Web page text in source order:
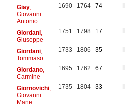
Giay,
Giovanni
Antonio
1690 1764 74
Giordani,
Giuseppe
1751 1798 17
Giordani,
Tommaso
1733 1806 35
Giordano,
Carmine
1695 1762 67
Giornovichi,
Giovanni
Mane
1735 1804 33